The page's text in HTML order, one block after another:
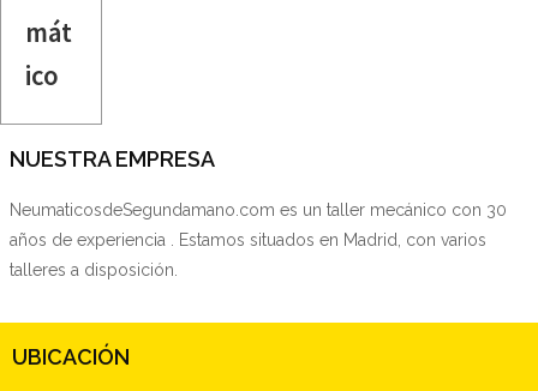
mát
ico
NUESTRA EMPRESA
NeumaticosdeSegundamano.com es un taller mecánico con 30
años de experiencia . Estamos situados en Madrid, con varios
talleres a disposición.
UBICACIÓN